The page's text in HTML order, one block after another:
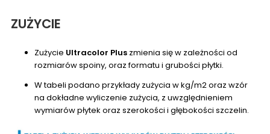
ZUŻYCIE
Zużycie Ultracolor Plus zmienia się w zależności od
rozmiarów spoiny, oraz formatu i grubości płytki.
W tabeli podano przykłady zużycia w kg/m2 oraz wzór
na dokładne wyliczenie zużycia, z uwzględnieniem
wymiarów płytek oraz szerokości i głębokości szczelin.